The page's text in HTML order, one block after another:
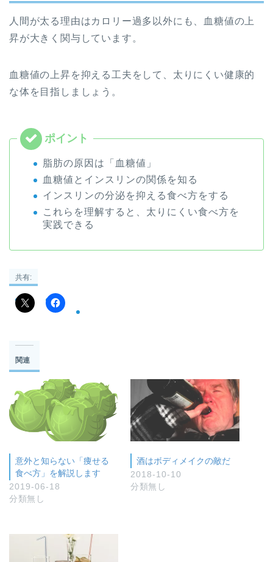
人間が太る理由はカロリー過多以外にも、血糖値の上
昇が大きく関与しています。
血糖値の上昇を抑える工夫をして、太りにくい健康的
な体を目指しましょう。
脂肪の原因は「血糖値」
血糖値とインスリンの関係を知る
インスリンの分泌を抑える食べ方をする
これらを理解すると、太りにくい食べ方を
実践できる
共有:
関連
意外と知らない「痩せる
食べ方」を解説します
2019-06-18
分類無し
酒はボディメイクの敵だ
2018-10-10
分類無し